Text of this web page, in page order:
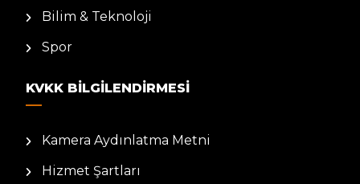
Bilim & Teknoloji
Spor
KVKK BILGILENDIRMESI
Kamera Aydınlatma Metni
Hizmet Şartları